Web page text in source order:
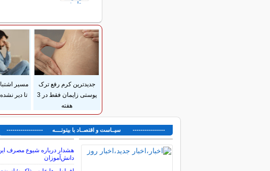
جدیدترین کرم رفع ترک
پوستی زایمان فقط در 3
هفته
مسیر
تا دیر
---------------- سیــاست و اقتصــاد با بیتوتــــه ------------------
هشدار درباره شیوع مصرف
دانش‌آموزان